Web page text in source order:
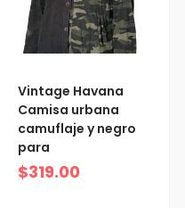
Vintage Havana
Camisa urbana
camuflaje y negro
para
$319.00